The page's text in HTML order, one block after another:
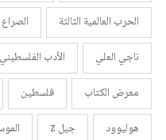
الحرب العالمية الثالثة
ناجي العلي
الأدب الفلسطيني
معرض الكتاب
فلسطين
هوليوود
جيل z